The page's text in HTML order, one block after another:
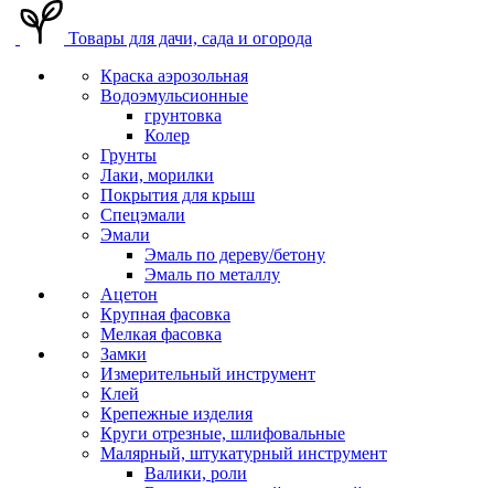
Товары для дачи, сада и огорода
Краска аэрозольная
Водоэмульсионные
грунтовка
Колер
Грунты
Лаки, морилки
Покрытия для крыш
Спецэмали
Эмали
Эмаль по дереву/бетону
Эмаль по металлу
Ацетон
Крупная фасовка
Мелкая фасовка
Замки
Измерительный инструмент
Клей
Крепежные изделия
Круги отрезные, шлифовальные
Малярный, штукатурный инструмент
Валики, роли